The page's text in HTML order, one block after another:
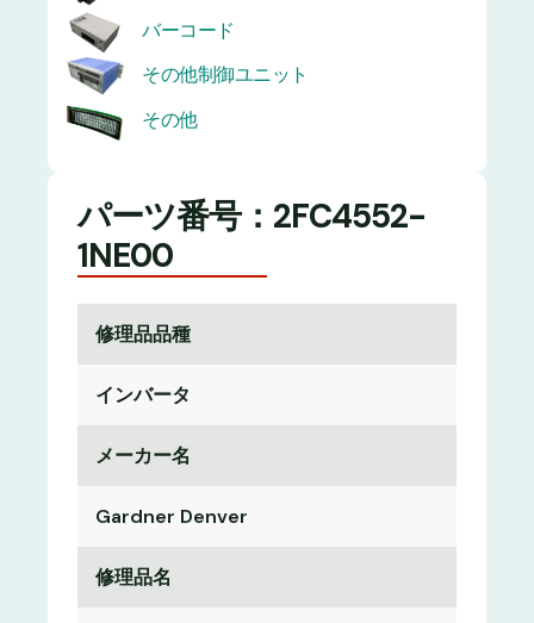
バーコード
その他制御ユニット
その他
パーツ番号：2FC4552-
1NE00
修理品品種
インバータ
メーカー名
Gardner Denver
修理品名